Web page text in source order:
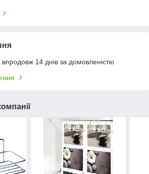
14 днів за домовленістю